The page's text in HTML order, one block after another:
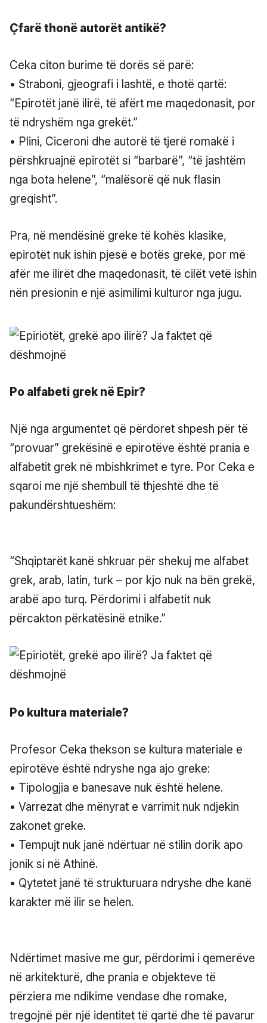
Çfarë thonë autorët antikë?
Ceka citon burime të dorës së parë:
• Straboni, gjeografi i lashtë, e thotë qartë:
“Epirotët janë ilirë, të afërt me maqedonasit, por
të ndryshëm nga grekët.”
• Plini, Ciceroni dhe autorë të tjerë romakë i
përshkruajnë epirotët si “barbarë”, “të jashtëm
nga bota helene”, “malësorë që nuk flasin
greqisht”.
Pra, në mendësinë greke të kohës klasike,
epirotët nuk ishin pjesë e botës greke, por më
afër me ilirët dhe maqedonasit, të cilët vetë ishin
nën presionin e një asimilimi kulturor nga jugu.
Po alfabeti grek në Epir?
Një nga argumentet që përdoret shpesh për të
“provuar” grekësinë e epirotëve është prania e
alfabetit grek në mbishkrimet e tyre. Por Ceka e
sqaroi me një shembull të thjeshtë dhe të
pakundërshtueshëm:
“Shqiptarët kanë shkruar për shekuj me alfabet
grek, arab, latin, turk – por kjo nuk na bën grekë,
arabë apo turq. Përdorimi i alfabetit nuk
përcakton përkatësinë etnike.”
Po kultura materiale?
Profesor Ceka thekson se kultura materiale e
epirotëve është ndryshe nga ajo greke:
• Tipologjia e banesave nuk është helene.
• Varrezat dhe mënyrat e varrimit nuk ndjekin
zakonet greke.
• Tempujt nuk janë ndërtuar në stilin dorik apo
jonik si në Athinë.
• Qytetet janë të strukturuara ndryshe dhe kanë
karakter më ilir se helen.
Ndërtimet masive me gur, përdorimi i qemerëve
në arkitekturë, dhe prania e objekteve të
përziera me ndikime vendase dhe romake,
tregojnë për një identitet të qartë dhe të pavarur